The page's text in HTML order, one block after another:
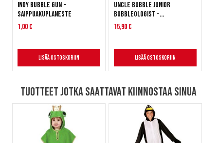
Indy Bubble Gun -
saippuakuplaneste
1,00 €
Lisää ostoskoriin
Uncle Bubble Junior
Bubbleologist -
saippuakuplasetti
15,90 €
Lisää ostoskoriin
Tuotteet jotka saattavat kiinnostaa sinua